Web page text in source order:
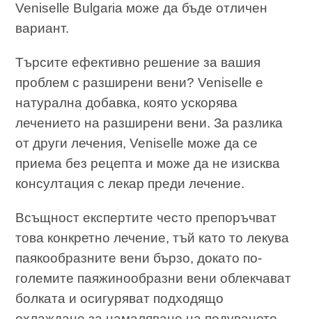
Veniselle Bulgaria може да бъде отличен
вариант.
Търсите ефективно решение за вашия
проблем с разширени вени? Veniselle е
натурална добавка, която ускорява
лечението на разширени вени. За разлика
от други лечения, Veniselle може да се
приема без рецепта и може да не изисква
консултация с лекар преди лечение.
Всъщност експертите често препоръчват
това конкретно лечение, тъй като то лекува
паякообразните вени бързо, докато по-
големите паяжинообразни вени облекчават
болката и осигуряват подходящо